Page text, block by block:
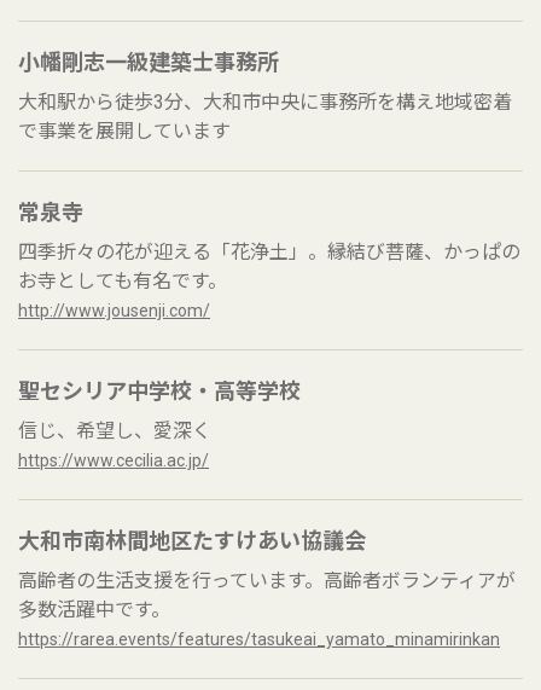
小幡剛志一級建築士事務所
大和駅から徒歩3分、大和市中央に事務所を構え地域密着
で事業を展開しています
常泉寺
四季折々の花が迎える「花浄土」。縁結び菩薩、かっぱの
お寺としても有名です。
http://www.jousenji.com/
聖セシリア中学校・高等学校
信じ、希望し、愛深く
https://www.cecilia.ac.jp/
大和市南林間地区たすけあい協議会
高齢者の生活支援を行っています。高齢者ボランティアが
多数活躍中です。
https://rarea.events/features/tasukeai_yamato_minamirinkan